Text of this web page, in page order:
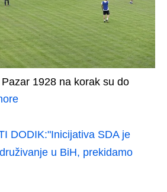
1928 na korak su do
DODIK:"Inicijativa SDA je
u BiH, prekidamo